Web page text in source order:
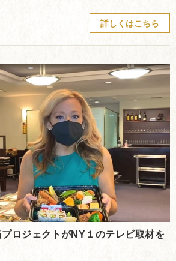
詳しくはこちら
ロジェクトがNY１のテレビ取材を